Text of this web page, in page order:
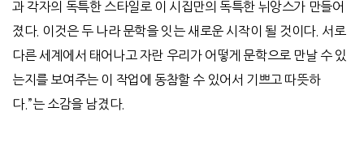
과 각자의 독특한 스타일로 이 시집만의 독특한 뉘앙스가 만들어
졌다. 이것은 두 나라 문학을 잇는 새로운 시작이 될 것이다. 서로
다른 세계에서 태어나고 자란 우리가 어떻게 문학으로 만날 수 있
는지를 보여주는 이 작업에 동참할 수 있어서 기쁘고 따뜻하
다.”는 소감을 남겼다.